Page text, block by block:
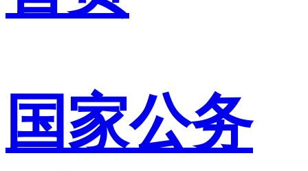
国家公务